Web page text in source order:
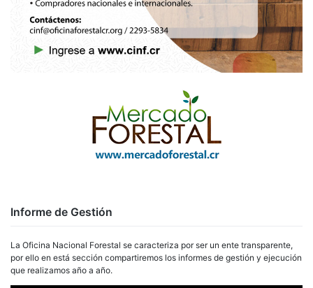
Informe de Gestión
La Oficina Nacional Forestal se caracteriza por ser un ente transparente,
por ello en está sección compartiremos los informes de gestión y ejecución
que realizamos año a año.